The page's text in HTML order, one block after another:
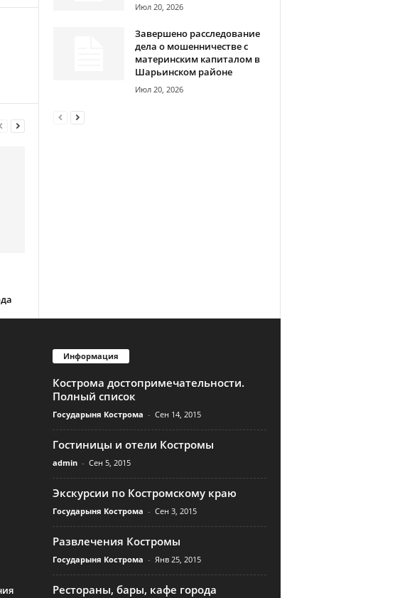
Июл 20, 2026
Завершено расследование
дела о мошенничестве с
материнским капиталом в
Шарьинском районе
Июл 20, 2026
Информация
Кострома достопримечательности.
Полный список
Государыня Кострома - Сен 14, 2015
Гостиницы и отели Костромы
admin - Сен 5, 2015
Экскурсии по Костромскому краю
Государыня Кострома - Сен 3, 2015
Развлечения Костромы
Государыня Кострома - Янв 25, 2015
Рестораны, бары, кафе города